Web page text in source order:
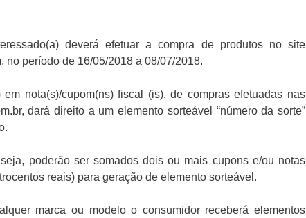
deverá efetuar a compra de produtos no site
no período de 16/05/2018 a 08/07/2018.
nota(s)/cupom(ns) fiscal (is), de compras efetuadas nas
dará direito a um elemento sorteável “número da sorte”
poderão ser somados dois ou mais cupons e/ou notas
reais) para geração de elemento sorteável.
marca ou modelo o consumidor receberá elementos